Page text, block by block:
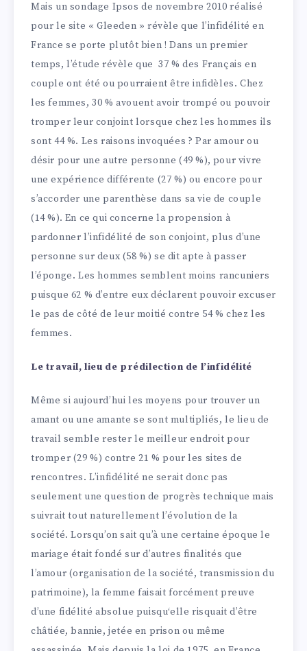
Mais un sondage Ipsos de novembre 2010 réalisé
pour le site « Gleeden » révèle que l’infidélité en
France se porte plutôt bien ! Dans un premier
temps, l’étude révèle que 37 % des Français en
couple ont été ou pourraient être infidèles. Chez
les femmes, 30 % avouent avoir trompé ou pouvoir
tromper leur conjoint lorsque chez les hommes ils
sont 44 %. Les raisons invoquées ? Par amour ou
désir pour une autre personne (49 %), pour vivre
une expérience différente (27 %) ou encore pour
s’accorder une parenthèse dans sa vie de couple
(14 %). En ce qui concerne la propension à
pardonner l’infidélité de son conjoint, plus d’une
personne sur deux (58 %) se dit apte à passer
l’éponge. Les hommes semblent moins rancuniers
puisque 62 % d’entre eux déclarent pouvoir excuser
le pas de côté de leur moitié contre 54 % chez les
femmes.
Le travail, lieu de prédilection de l’infidélité
Même si aujourd’hui les moyens pour trouver un
amant ou une amante se sont multipliés, le lieu de
travail semble rester le meilleur endroit pour
tromper (29 %) contre 21 % pour les sites de
rencontres. L’infidélité ne serait donc pas
seulement une question de progrès technique mais
suivrait tout naturellement l’évolution de la
société. Lorsqu’on sait qu’à une certaine époque le
mariage était fondé sur d’autres finalités que
l’amour (organisation de la société, transmission du
patrimoine), la femme faisait forcément preuve
d’une fidélité absolue puisqu‘elle risquait d’être
châtiée, bannie, jetée en prison ou même